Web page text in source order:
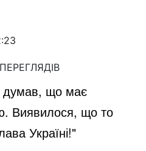
думав, що має
Виявилося, що то
Україні!"